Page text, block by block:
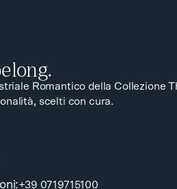
Romantico della Collezione
scelti con cura.
:+39 0719715100